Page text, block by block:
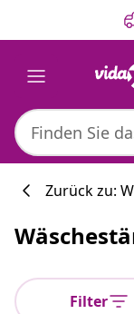
Zurück zu:
Filter